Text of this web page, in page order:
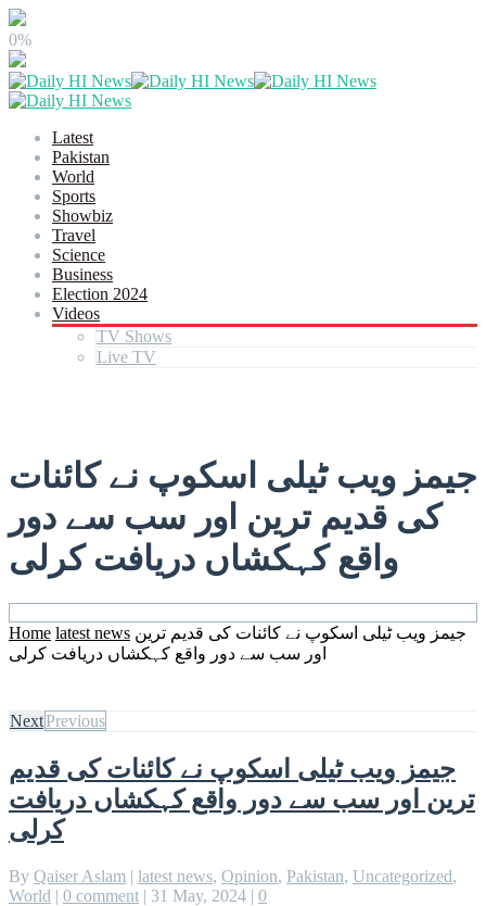
0%
Latest
Pakistan
World
Sports
Showbiz
Travel
Science
Business
Election 2024
Videos
TV Shows
Live TV
جیمز ویب ٹیلی اسکوپ نے کائنات
کی قدیم ترین اور سب سے دور
واقع کہکشاں دریافت کرلی
Home latest news جیمز ویب ٹیلی اسکوپ نے کائنات کی قدیم ترین
اور سب سے دور واقع کہکشاں دریافت کرلی
NextPrevious
جیمز ویب ٹیلی اسکوپ نے کائنات کی قدیم
ترین اور سب سے دور واقع کہکشاں دریافت
کرلی
By Qaiser Aslam | latest news, Opinion, Pakistan, Uncategorized,
World | 0 comment | 31 May, 2024 | 0